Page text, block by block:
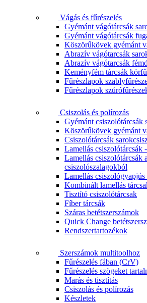
Vágás és fűrészelés
Gyémánt vágótárcsák
Gyémánt vágótárcsák
Köszörűkövek gyémánt
Abrazív vágótarcsák
Abrazív vágótarcsák
Keményfém tárcsák
Fűrészlapok
Fűrészlapok
Csiszolás és polírozás
Gyémánt csiszolótárcsák
Köszörűkövek gyémánt
Csiszolótárcsák
Lamellás csiszolótárcsák
Lamellás csiszolótárcsák
csiszolószalagokból
Lamellás csiszológyapjús
Kombinált lamellás
Tisztító csiszolótárcsak
Fíber tárcsák
Száras betétszerszámok
Quick Change
Rendszertartozékok
Szerszámok multitoolhoz
Fűrészelés fában (CrV)
Fűrészelés szögeket
Marás és tisztítás
Csiszolás és polírozás
Készletek